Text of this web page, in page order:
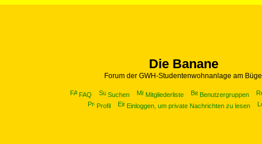
Die Banane
Forum der GWH-Studentenwohnanlage am Bügel
FAQ Suchen Mitgliederliste Benutzergruppen
Profil
Einloggen, um private Nachrichten zu lesen